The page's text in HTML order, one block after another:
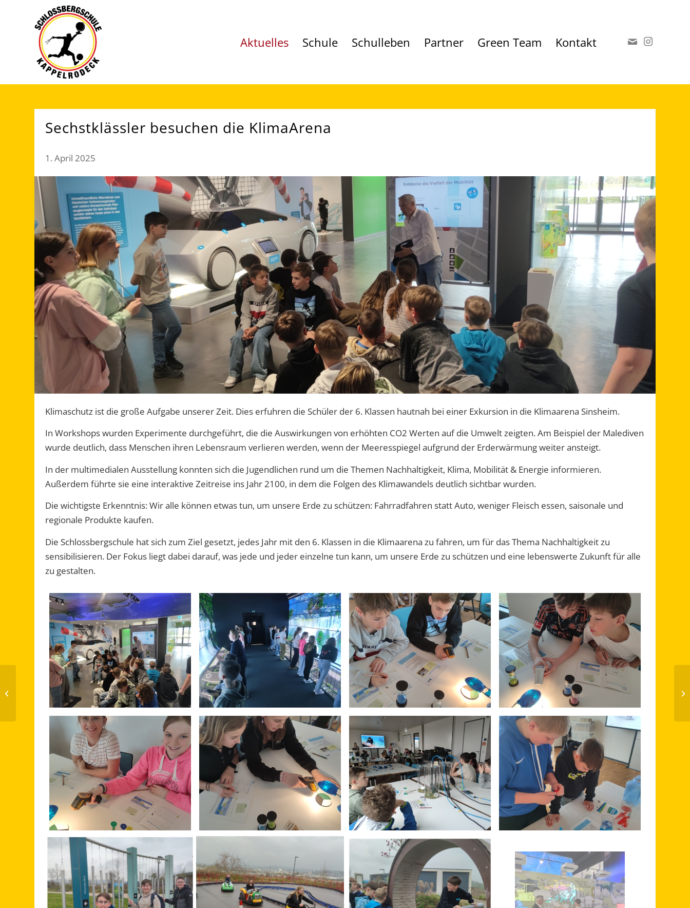
Aktuelles Schule Schulleben Partner Green Team Kontakt
Sechstklässler besuchen die KlimaArena
1. April 2025
Klimaschutz ist die große Aufgabe unserer Zeit. Dies erfuhren die Schüler der 6. Klassen hautnah bei einer Exkursion in die Klimaarena Sinsheim.
In Workshops wurden Experimente durchgeführt, die die Auswirkungen von erhöhten CO2 Werten auf die Umwelt zeigten. Am Beispiel der Malediven
wurde deutlich, dass Menschen ihren Lebensraum verlieren werden, wenn der Meeresspiegel aufgrund der Erderwärmung weiter ansteigt.
In der multimedialen Ausstellung konnten sich die Jugendlichen rund um die Themen Nachhaltigkeit, Klima, Mobilität & Energie informieren.
Außerdem führte sie eine interaktive Zeitreise ins Jahr 2100, in dem die Folgen des Klimawandels deutlich sichtbar wurden.
Die wichtigste Erkenntnis: Wir alle können etwas tun, um unsere Erde zu schützen: Fahrradfahren statt Auto, weniger Fleisch essen, saisonale und
regionale Produkte kaufen.
Die Schlossbergschule hat sich zum Ziel gesetzt, jedes Jahr mit den 6. Klassen in die Klimaarena zu fahren, um für das Thema Nachhaltigkeit zu
sensibilisieren. Der Fokus liegt dabei darauf, was jede und jeder einzelne tun kann, um unsere Erde zu schützen und eine lebenswerte Zukunft für alle
zu gestalten.
Hospitation an der
Lorenz-Oken-Schule
„Gemeinsam lernen
und lebenR...